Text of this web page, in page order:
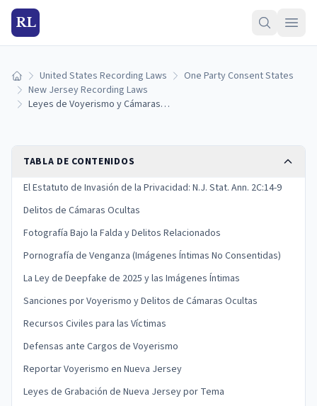
RL
Inicio United States Recording Laws
One Party Consent States
New Jersey Recording Laws
Leyes de Voyerismo y Cámaras Ocultas de Nueva Jersey: Estatutos y Sanciones
TABLA DE CONTENIDOS
El Estatuto de Invasión de la Privacidad: N.J. Stat. Ann. 2C:14-9
Delitos de Cámaras Ocultas
Fotografía Bajo la Falda y Delitos Relacionados
Pornografía de Venganza (Imágenes Íntimas No Consentidas)
La Ley de Deepfake de 2025 y las Imágenes Íntimas
Sanciones por Voyerismo y Delitos de Cámaras Ocultas
Recursos Civiles para las Víctimas
Defensas ante Cargos de Voyerismo
Reportar Voyerismo en Nueva Jersey
Leyes de Grabación de Nueva Jersey por Tema